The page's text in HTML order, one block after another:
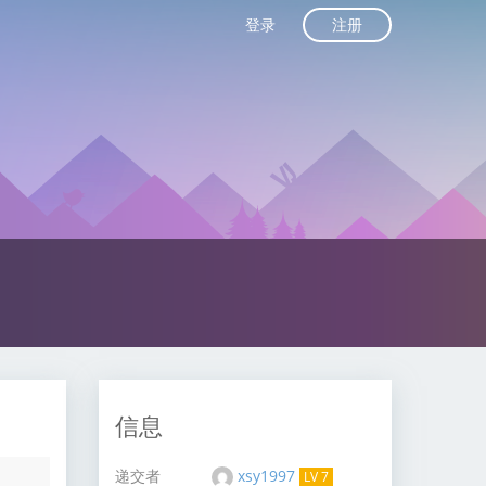
登录 注册
信息
递交者 xsy1997 LV 7